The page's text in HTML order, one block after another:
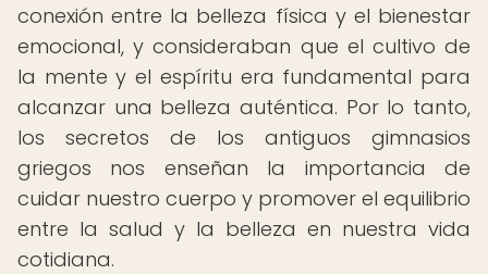
conexión entre la belleza física y el bienestar
emocional, y consideraban que el cultivo de
la mente y el espíritu era fundamental para
alcanzar una belleza auténtica. Por lo tanto,
los secretos de los antiguos gimnasios
griegos nos enseñan la importancia de
cuidar nuestro cuerpo y promover el equilibrio
entre la salud y la belleza en nuestra vida
cotidiana.